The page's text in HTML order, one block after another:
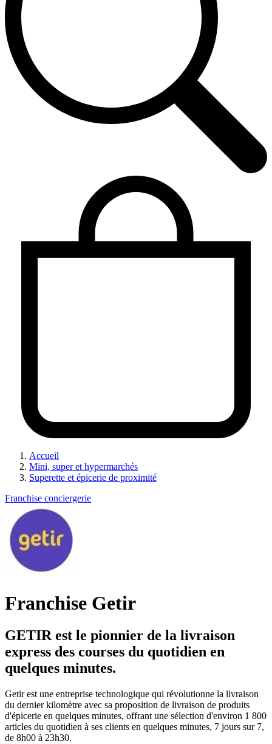
Accueil
Mini, super et hypermarchés
Superette et épicerie de proximité
Franchise conciergerie
Franchise Getir
GETIR est le pionnier de la livraison
express des courses du quotidien en
quelques minutes.
Getir est une entreprise technologique qui révolutionne la livraison
du dernier kilomètre avec sa proposition de livraison de produits
d'épicerie en quelques minutes, offrant une sélection d'environ 1 800
articles du quotidien à ses clients en quelques minutes, 7 jours sur 7,
de 8h00 à 23h30.